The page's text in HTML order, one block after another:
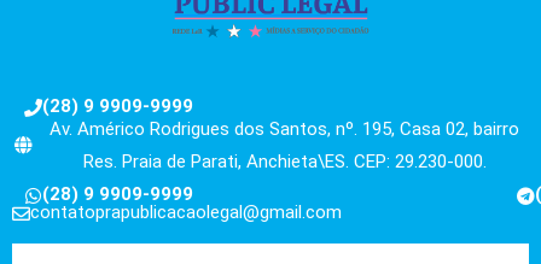
(28) 9 9909-9999
Av. Américo Rodrigues dos Santos, nº. 195, Casa 02, bairro
Res. Praia de Parati, Anchieta\ES. CEP: 29.230-000.
(28) 9 9909-9999
contatoprapublicacaolegal@gmail.com